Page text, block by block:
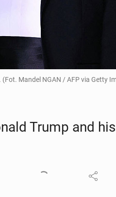
Mandel NGAN / AFP via Getty
Trump and